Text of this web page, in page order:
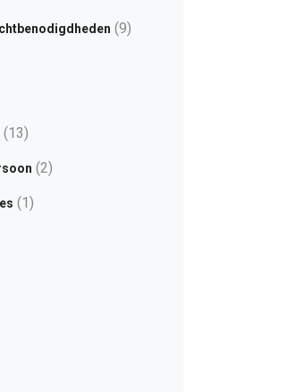
(9)
(13)
(2)
(1)